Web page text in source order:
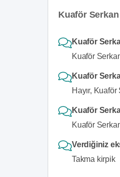
Kuaför
Kuaför
Kuaför
Kuaför
Hayır,
Kuaför
Kuaför
Verdiğiniz
Takma kirpik